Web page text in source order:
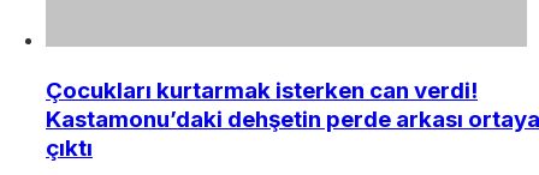
Çocukları kurtarmak isterken can verdi!
Kastamonu’daki dehşetin perde arkası ortaya
çıktı